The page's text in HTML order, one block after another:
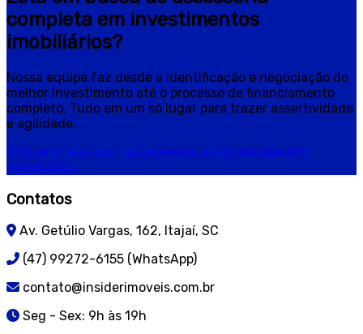
completa em investimentos
imobiliários?
Nossa equipe faz desde a identificação e negociação do
melhor investimento até o processo de financiamento
completo. Tudo em um só lugar para trazer assertividade
e agilidade.
Quero falar com um assessor de investimentos
imobiliários.
Contatos
Av. Getúlio Vargas, 162, Itajaí, SC
(47) 99272-6155 (WhatsApp)
contato@insiderimoveis.com.br
Seg - Sex: 9h às 19h